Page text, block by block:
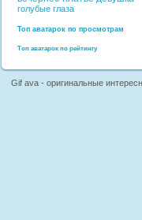
голубые глаза
Топ аватарок по просмотрам
Топ аватарок по рейтингу
Gif ava - оригинальные